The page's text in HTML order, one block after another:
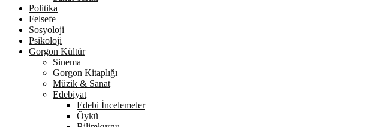
Politika
Felsefe
Sosyoloji
Psikoloji
Gorgon Kültür
Sinema
Gorgon Kitaplığı
Müzik & Sanat
Edebiyat
Edebi İncelemeler
Öykü